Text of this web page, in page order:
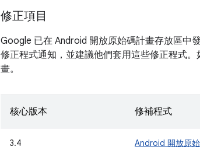
修正項目
Google 已在 Android 開放原始碼計畫存放區中
修正程式通知，並建議他們套用這些修正程式
畫。
核心版本 修補程式
3.4 Android 開放原